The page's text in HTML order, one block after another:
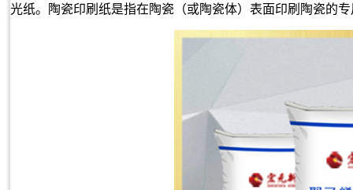
光纸。陶瓷印刷纸是指在陶瓷（或陶瓷体）表面印刷陶瓷的